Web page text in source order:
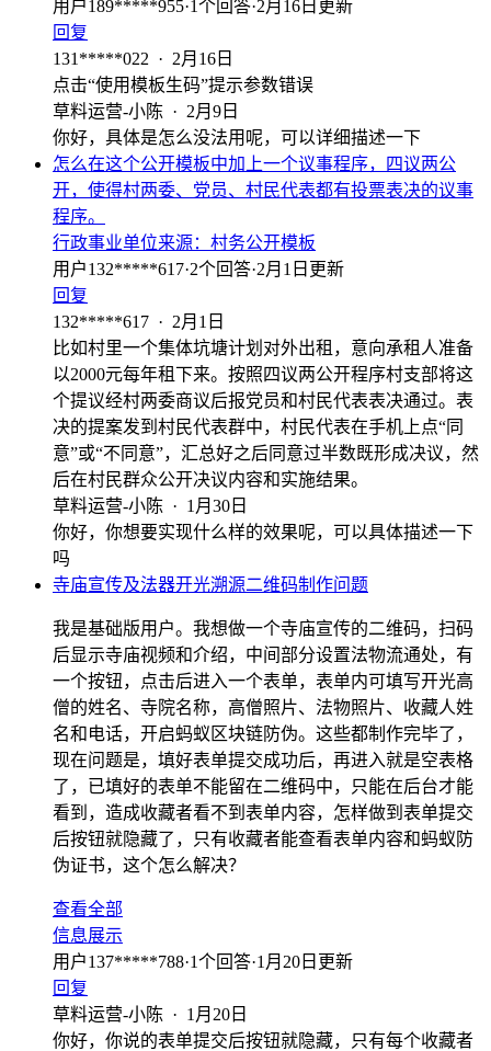
用户189*****955·1 个回答·2月16日更新
回复
131*****022 · 2月16日
点击“使用模板生码”提示参数错误
草料运营-小陈 · 2月9日
你好，具体是怎么没法用呢，可以详细描述一下
怎么在这个公开模板中加上一个议事程序，四议两公
开，使得村两委、党员、村民代表都有投票表决的议事
程序。
行政事业单位来源： 村务公开模板
用户132*****617·2个回答·2月1日更新
回复
132*****617 · 2月1日
比如村里一个集体坑塘计划对外出租，意向承租人准备
以2000元每年租下来。按照四议两公开程序村支部将这
个提议经村两委商议后报党员和村民代表表决通过。表
决的提案发到村民代表群中，村民代表在手机上点“同
意”或“不同意”，汇总好之后同意过半数既形成决议，然
后在村民群众公开决议内容和实施结果。
草料运营-小陈 · 1月30日
你好，你想要实现什么样的效果呢，可以具体描述一下
吗
寺庙宣传及法器开光溯源二维码制作问题
我是基础版用户。我想做一个寺庙宣传的二维码，扫码
后显示寺庙视频和介绍，中间部分设置法物流通处，有
一个按钮，点击后进入一个表单，表单内可填写开光高
僧的姓名、寺院名称，高僧照片、法物照片、收藏人姓
名和电话，开启蚂蚁区块链防伪。这些都制作完毕了，
现在问题是，填好表单提交成功后，再进入就是空表格
了，已填好的表单不能留在二维码中，只能在后台才能
看到，造成收藏者看不到表单内容，怎样做到表单提交
后按钮就隐藏了，只有收藏者能查看表单内容和蚂蚁防
伪证书，这个怎么解决？
查看全部
信息展示
用户137*****788·1个回答·1月20日更新
回复
草料运营-小陈 · 1月20日
你好，你说的表单提交后按钮就隐藏，只有每个收藏者